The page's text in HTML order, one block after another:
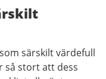
särskilt värdefull
så stort att dess